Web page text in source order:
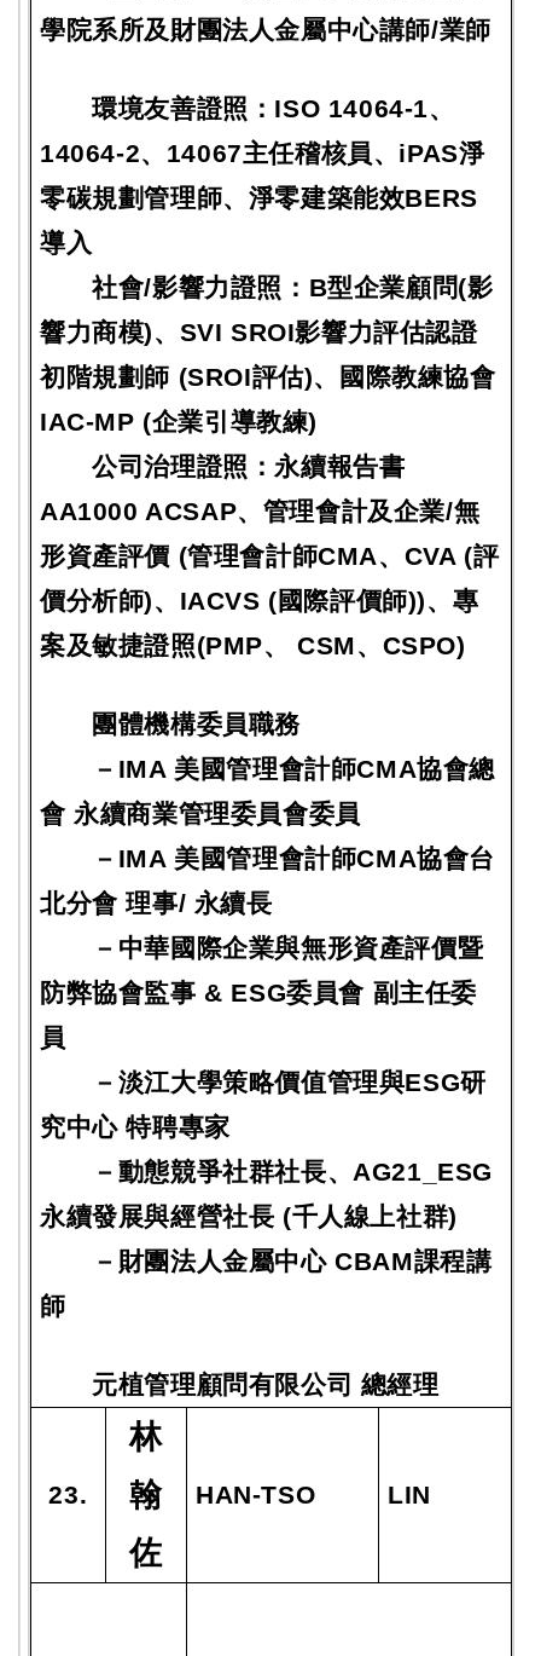
學院系所及財團法人金屬中心講師/業師
環境友善證照：ISO 14064-1、
14064-2、14067主任稽核員、iPAS淨
零碳規劃管理師、淨零建築能效BERS
導入
社會/影響力證照：B型企業顧問(影
響力商模)、SVI SROI影響力評估認證
初階規劃師 (SROI評估)、國際教練協會
IAC-MP (企業引導教練)
公司治理證照：永續報告書
AA1000 ACSAP、管理會計及企業/無
形資產評價 (管理會計師CMA、CVA (評
價分析師)、IACVS (國際評價師))、專
案及敏捷證照(PMP、 CSM、CSPO)
團體機構委員職務
－IMA 美國管理會計師CMA協會總
會 永續商業管理委員會委員
－ IMA 美國管理會計師CMA協會台
北分會 理事/ 永續長
－ 中華國際企業與無形資產評價暨
防弊協會監事 & ESG委員會 副主任委
員
－ 淡江大學策略價值管理與ESG研
究中心 特聘專家
－ 動態競爭社群社長、AG21_ESG
永續發展與經營社長 (千人線上社群)
－ 財團法人金屬中心 CBAM課程講
師
元植管理顧問有限公司 總經理
23.
林
翰
佐
HAN-TSO LIN